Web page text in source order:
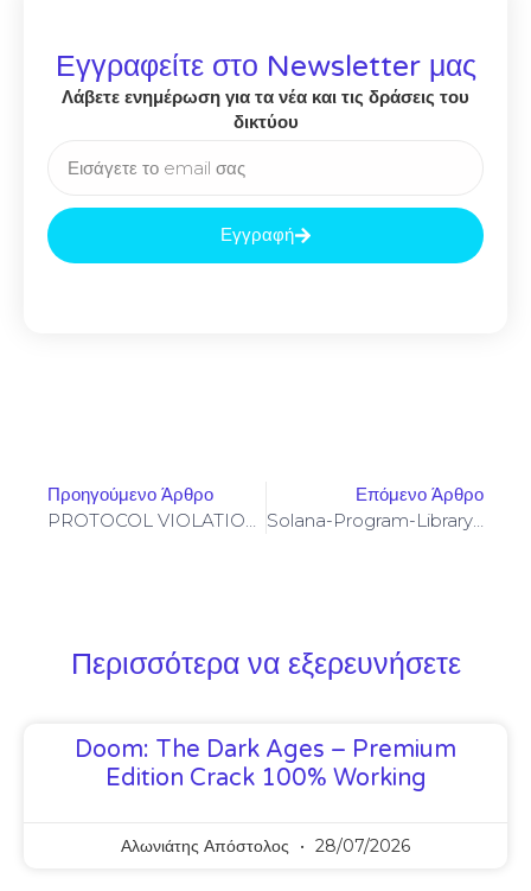
Εγγραφείτε στο Newsletter μας
Λάβετε ενημέρωση για τα νέα και τις δράσεις του
δικτύου
Εγγραφή
Προηγούμενο Άρθρο
PROTOCOL VIOLATION: 0xf94c8f7859db78b59f4d6e9ec3dce1d7eec7d2e4 :: Unauthorized Access Risk Via Debug Protocol
Επόμενο Άρθρο
Solana-Program-Library: FAILED TO BUILD SPL-GOVERNANCE-ADDIN-MOCK PROGRAM [SOLVED]
Περισσότερα να εξερευνήσετε
Doom: The Dark Ages – Premium
Edition Crack 100% Working
Αλωνιάτης Απόστολος 28/07/2026